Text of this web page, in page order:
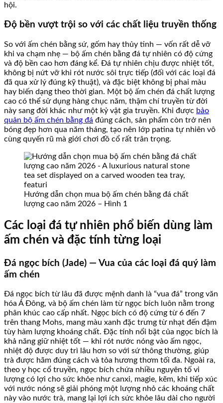
hội.
Độ bền vượt trội so với các chất liệu truyền thống
So với ấm chén bằng sứ, gốm hay thủy tinh — vốn rất dễ vỡ
khi va chạm nhẹ — bộ ấm chén bằng đá tự nhiên có độ cứng
và độ bền cao hơn đáng kể. Đá tự nhiên chịu được nhiệt tốt,
không bị nứt vỡ khi rót nước sôi trực tiếp (đối với các loại đá
đã qua xử lý đúng kỹ thuật), và đặc biệt không bị phai màu
hay biến dạng theo thời gian. Một bộ ấm chén đá chất lượng
cao có thể sử dụng hàng chục năm, thậm chí truyền từ đời
này sang đời khác như một kỷ vật gia truyền. Khi được bảo
quản bộ ấm chén bằng đá đúng cách, sản phẩm còn trở nên
bóng đẹp hơn qua năm tháng, tạo nên lớp patina tự nhiên vô
cùng quyến rũ mà giới chơi đồ cổ rất trân trọng.
Hướng dẫn chọn mua bộ ấm chén bằng đá chất
lượng cao năm 2026 – Hình 1
Các loại đá tự nhiên phổ biến dùng làm
ấm chén và đặc tính từng loại
Đá ngọc bích (Jade) — Vua của các loại đá quý làm
ấm chén
Đá ngọc bích từ lâu đã được mệnh danh là “vua đá” trong văn
hóa Á Đông, và bộ ấm chén làm từ ngọc bích luôn nằm trong
phân khúc cao cấp nhất. Ngọc bích có độ cứng từ 6 đến 7
trên thang Mohs, mang màu xanh đặc trưng từ nhạt đến đậm
tùy hàm lượng khoáng chất. Đặc tính nổi bật của ngọc bích là
khả năng giữ nhiệt tốt — khi rót nước nóng vào ấm ngọc,
nhiệt độ được duy trì lâu hơn so với sứ thông thường, giúp
trà được hãm đúng cách và tỏa hương thơm tối đa. Ngoài ra,
theo y học cổ truyền, ngọc bích chứa nhiều nguyên tố vi
lượng có lợi cho sức khỏe như canxi, magie, kẽm, khi tiếp xúc
với nước nóng sẽ giải phóng một lượng nhỏ các khoáng chất
này vào nước trà, mang lại lợi ích sức khỏe lâu dài cho người